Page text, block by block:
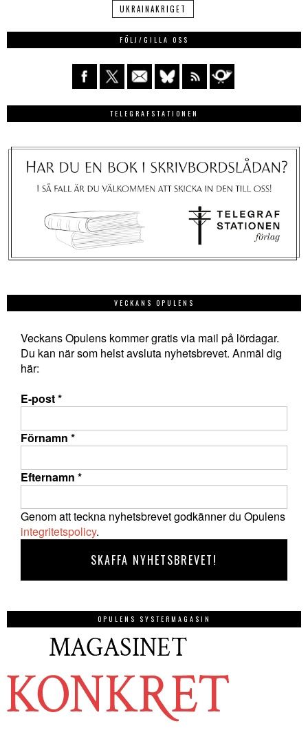
UKRAINAKRIGET
FÖLJ/GILLA OSS
TELEGRAFSTATIONEN
VECKANS OPULENS
Veckans Opulens kommer gratis via mail på lördagar.
Du kan när som helst avsluta nyhetsbrevet. Anmäl dig
här:
E-post*
Förnamn *
Efternamn *
Genom att teckna nyhetsbrevet godkänner du Opulens
integritetspolicy.
OPULENS SYSTERMAGASIN